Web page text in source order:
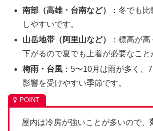
南部（高雄・台南など）
：冬でも
しやすいです。
山岳地帯（阿里山など）
：標高が
下がるので夏でも上着が必要なこと
梅雨・台風 ：5〜10月は雨が多く、
影響を受けやすい季節です。
屋内は冷房が強いことが多いので、